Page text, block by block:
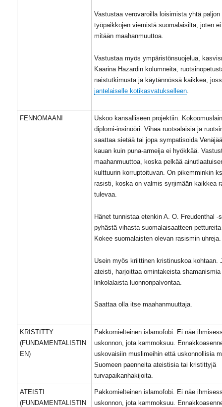
Vastustaa verovaroilla loisimista yhtä paljon
työpaikkojen viemistä suomalaisilta, joten
mitään maahanmuuttoa.
Vastustaa myös ympäristönsuojelua,
Kaarina Hazardin kolumneita,
naistutkimusta ja käytännössä kaikkea,
jantelaiselle kotikasvatukselleen
FENNOMAANI
Uskoo kansalliseen projektiin.
diplomi-insinööri. Vihaa ruotsalaisia ja
saattaa sietää tai jopa sympatisoida
kauan kuin puna-armeija ei hyökkää.
maahanmuuttoa, koska pelkää
kulttuurin korruptoituvan. On pikemminkin
rasisti, koska on valmis syrjimään kaikkea
tulevaa.
Hänet tunnistaa etenkin A. O. Freudenthal -
pyhästä vihasta suomalaisaatteen
Kokee suomalaisten olevan rasismin uhreja.
Usein myös kriittinen kristinuskoa kohtaan.
ateisti, harjoittaa omintakeista
linkolalaista luonnonpalvontaa.
Saattaa olla itse maahanmuuttaja.
KRISTITTY
(FUNDAMENTALISTIN
EN)
Pakkomielteinen islamofobi. Ei näe
uskonnon, jota kammoksuu.
uskovaisiin muslimeihin että uskonnollisia
Suomeen paenneita ateistisia tai kristittyjä
turvapaikanhakijoita.
ATEISTI
(FUNDAMENTALISTIN
Pakkomielteinen islamofobi. Ei näe
uskonnon, jota kammoksuu.